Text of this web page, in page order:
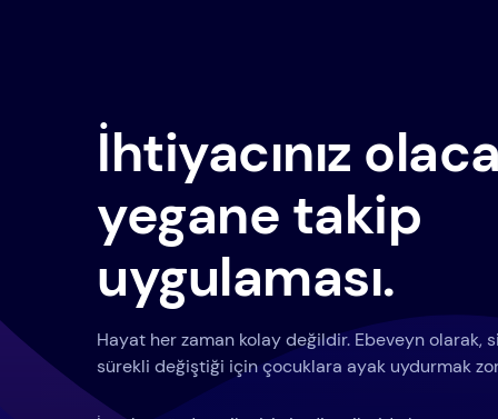
İhtiyacınız
yegane takip
uygulaması.
Hayat her zaman kolay değildir. Ebeveyn olarak,
sürekli değiştiği için çocuklara ayak uydurmak